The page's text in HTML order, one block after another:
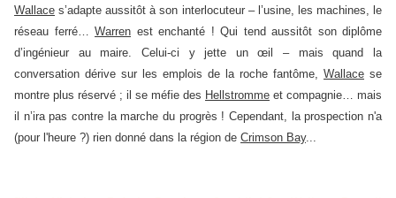
Wallace s’adapte aussitôt à son interlocuteur – l’usine, les machines, le
réseau ferré… Warren est enchanté ! Qui tend aussitôt son diplôme
d’ingénieur au maire. Celui-ci y jette un œil – mais quand la
conversation dérive sur les emplois de la roche fantôme, Wallace se
montre plus réservé ; il se méfie des Hellstromme et compagnie… mais
il n’ira pas contre la marche du progrès ! Cependant, la prospection n'a
(pour l'heure ?) rien donné dans la région de Crimson Bay...